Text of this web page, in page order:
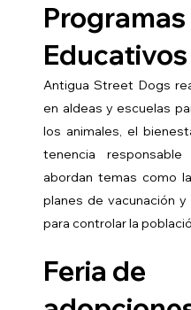
Programas
Educativos
Antigua Street Dogs
en aldeas y escuelas
los animales, el
tenencia
abordan temas como
planes de vacunación
para controlar la
Feria de